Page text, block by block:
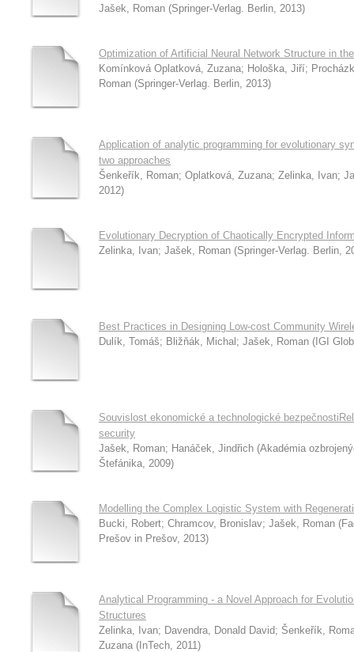
Jašek, Roman (Springer-Verlag. Berlin, 2013)
Optimization of Artificial Neural Network Structure in
Komínková Oplatková, Zuzana; Hološka, Jiří;
Roman (Springer-Verlag. Berlin, 2013)
Application of analytic programming for evolutionary
two approaches
Šenkeřík, Roman; Oplatková, Zuzana; Zelinka, Ivan;
2012)
Evolutionary Decryption of Chaotically Encrypted
Zelinka, Ivan; Jašek, Roman (Springer-Verlag. Berlin,
Best Practices in Designing Low-cost Community
Dulík, Tomáš; Bližňák, Michal ; Jašek, Roman ( IGI
Souvislost ekonomické a technologické
security
Jašek, Roman; Hanáček, Jindřich (Akadémia
Štefánika, 2009)
Modelling the Complex Logistic System with
Bucki, Robert; Chramcov, Bronislav; Jašek, Roman (
Prešov in Prešov, 2013)
Analytical Programming - a Novel Approach for
Structures
Zelinka, Ivan; Davendra, Donald David; Šenkeřík,
Zuzana ( InTech, 2011)